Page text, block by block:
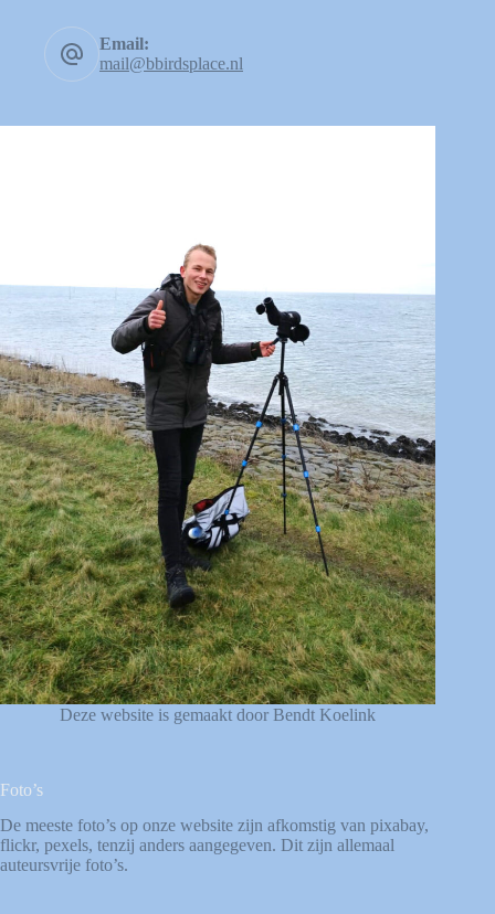
Email:
mail@bbirdsplace.nl
Deze website is gemaakt door Bendt Koelink
Foto’s
De meeste foto’s op onze website zijn afkomstig van pixabay,
flickr, pexels, tenzij anders aangegeven. Dit zijn allemaal
auteursvrije foto’s.